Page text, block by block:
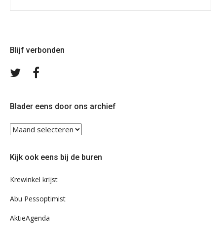
Blijf verbonden
Volg
Blader eens door ons archief
Blader
eens
ons
Kijk ook eens bij de buren
Krewinkel krijst
Abu Pessoptimist
AktieAgenda